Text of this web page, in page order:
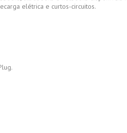
elétrica e curtos-circuitos.